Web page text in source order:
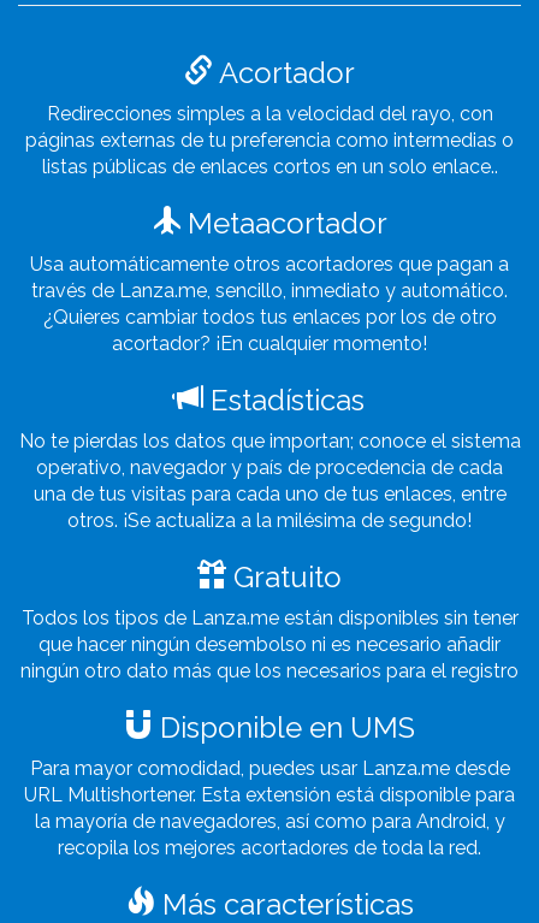
Acortador
Redirecciones simples a la velocidad del rayo, con
páginas externas de tu preferencia como intermedias o
listas públicas de enlaces cortos en un solo enlace..
Metaacortador
Usa automáticamente otros acortadores que pagan a
través de Lanza.me, sencillo, inmediato y automático.
¿Quieres cambiar todos tus enlaces por los de otro
acortador? ¡En cualquier momento!
Estadísticas
No te pierdas los datos que importan; conoce el sistema
operativo, navegador y país de procedencia de cada
una de tus visitas para cada uno de tus enlaces, entre
otros. ¡Se actualiza a la milésima de segundo!
Gratuito
Todos los tipos de Lanza.me están disponibles sin tener
que hacer ningún desembolso ni es necesario añadir
ningún otro dato más que los necesarios para el registro
Disponible en UMS
Para mayor comodidad, puedes usar Lanza.me desde
URL Multishortener. Esta extensión está disponible para
la mayoría de navegadores, así como para Android, y
recopila los mejores acortadores de toda la red.
Más características